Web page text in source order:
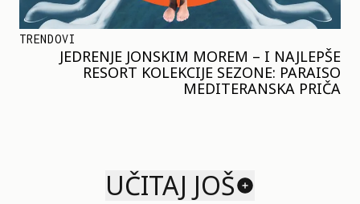
TRENDOVI
JEDRENJE JONSKIM MOREM – I NAJLEPŠE
RESORT KOLEKCIJE SEZONE: PARAISO
MEDITERANSKA PRIČA
UČITAJ JOŠ